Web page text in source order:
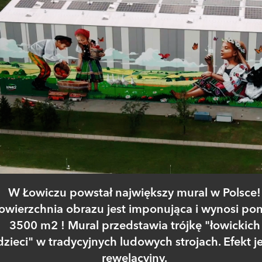
W Łowiczu powstał największy mural w Polsce!
obrazu jest imponująca i wynosi
3500 m2 ! Mural przedstawia trójkę "łowickich
w tradycyjnych ludowych strojach. Efekt
rewelacyjny.